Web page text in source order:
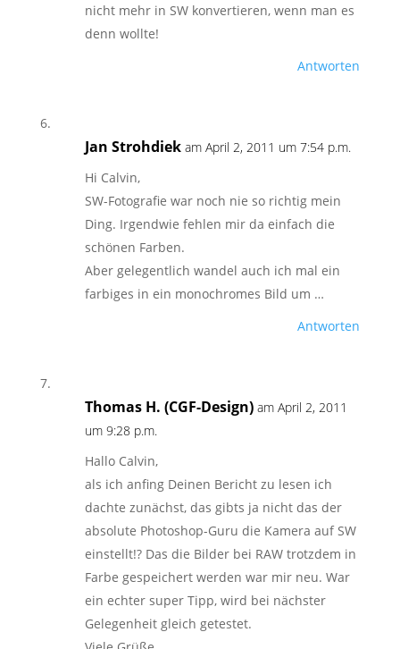
nicht mehr in SW konvertieren, wenn man es
denn wollte!
Antworten
Jan Strohdiek am April 2, 2011 um 7:54 p.m.
Hi Calvin,
SW-Fotografie war noch nie so richtig mein
Ding. Irgendwie fehlen mir da einfach die
schönen Farben.
Aber gelegentlich wandel auch ich mal ein
farbiges in ein monochromes Bild um …
Antworten
Thomas H. (CGF-Design) am April 2, 2011
um 9:28 p.m.
Hallo Calvin,
als ich anfing Deinen Bericht zu lesen ich
dachte zunächst, das gibts ja nicht das der
absolute Photoshop-Guru die Kamera auf SW
einstellt!? Das die Bilder bei RAW trotzdem in
Farbe gespeichert werden war mir neu. War
ein echter super Tipp, wird bei nächster
Gelegenheit gleich getestet.